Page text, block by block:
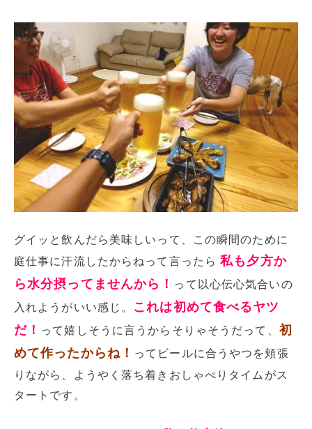
グイッと飲んだら美味しいって、この瞬間のために
庭仕事に汗流したからねって言ったら私も夕方か
ら水分摂ってませんから！ って以心伝心気合いの
入れようがいい感じ。
これは初めて食べるヤツ
だ！ って嬉しそうに言うからそりゃそうだって、 初
めて作ったからね！ ってビールに合うやつを頬張
りながら、ようやく落ち着きおしゃべりタイムがス
タートです。